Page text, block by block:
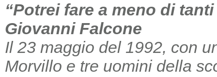
“Potrei fare a meno di
Giovanni Falcone
Il 23 maggio del 1992, con
Morvillo e tre uomini della